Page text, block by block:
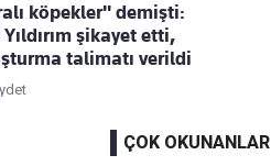
köpekler" demişti:
şikayet etti,
talimatı verildi
ÇOK OKUNANLAR